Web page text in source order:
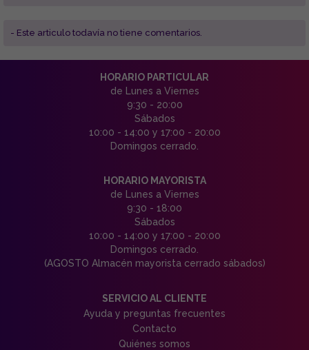
- Este articulo todavía no tiene comentarios.
HORARIO PARTICULAR
de Lunes a Viernes
9:30 - 20:00
Sábados
10:00 - 14:00 y 17:00 - 20:00
Domingos cerrado.
HORARIO MAYORISTA
de Lunes a Viernes
9:30 - 18:00
Sábados
10:00 - 14:00 y 17:00 - 20:00
Domingos cerrado.
(AGOSTO Almacén mayorista cerrado sábados)
SERVICIO AL CLIENTE
Ayuda y preguntas frecuentes
Contacto
Quiénes somos